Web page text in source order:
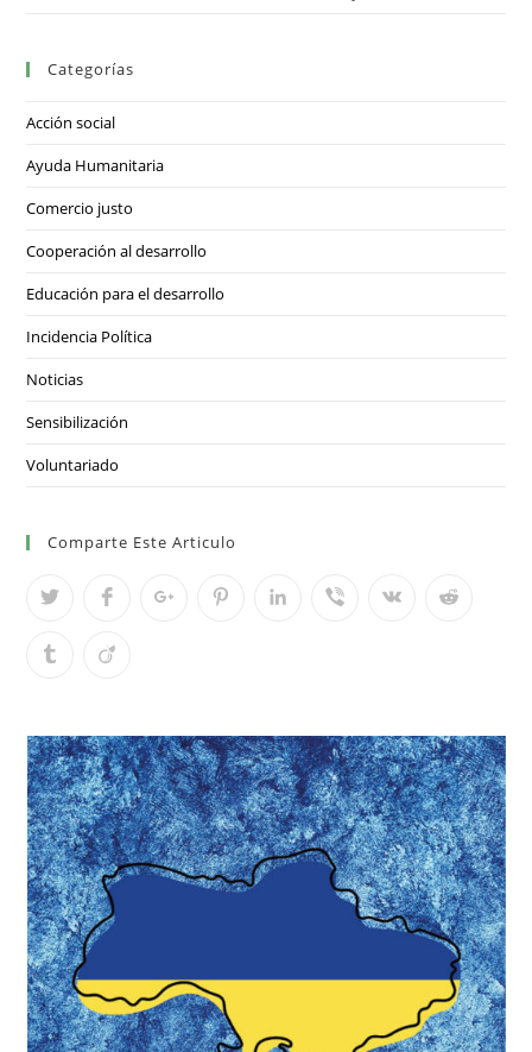
Categorías
Acción social
Ayuda Humanitaria
Comercio justo
Cooperación al desarrollo
Educación para el desarrollo
Incidencia Política
Noticias
Sensibilización
Voluntariado
Comparte Este Articulo